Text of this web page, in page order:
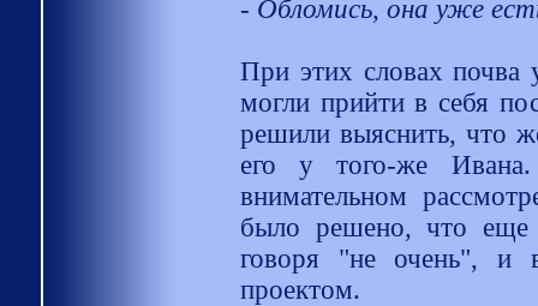
- Обломись, она уже
При этих словах почва
могли прийти в себя
решили выяснить, что
его у того-же
внимательном
было решено, что еще
говоря "не очень", и
проектом.